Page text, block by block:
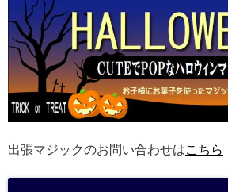
出張マジックのお問い合わせはこちら